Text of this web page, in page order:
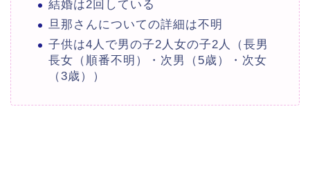
結婚は2回している
旦那さんについての詳細は不明
子供は4人で男の子2人女の子2人（長男
長女（順番不明）・次男（5歳）・次女
（3歳））